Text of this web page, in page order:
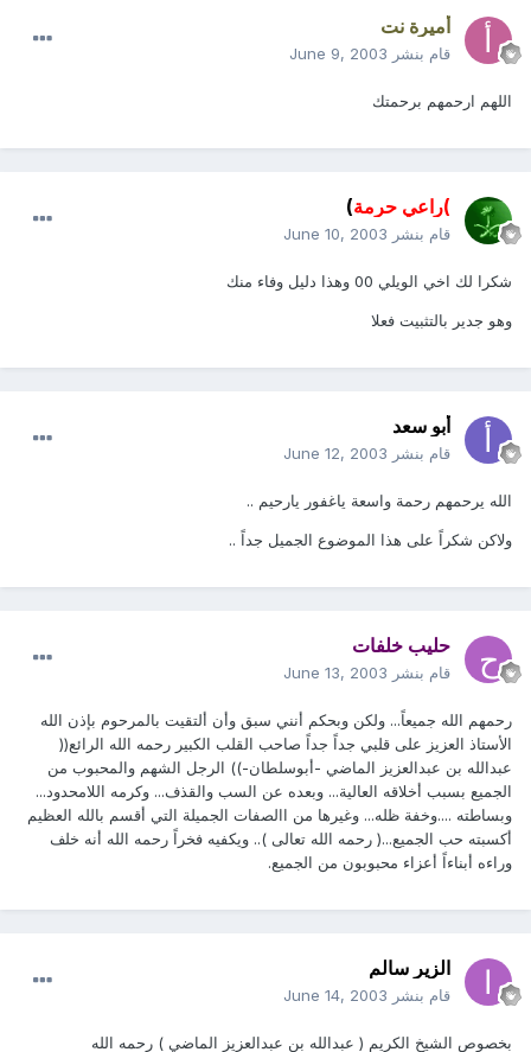
أميرة نت
قام بنشر June 9, 2003
اللهم ارحمهم برحمتك
)راعي حرمة)
قام بنشر June 10, 2003
شكرا لك اخي الويلي 00 وهذا دليل وفاء منك
وهو جدير بالتثبيت فعلا
أبو سعد
قام بنشر June 12, 2003
الله يرحمهم رحمة واسعة ياغفور يارحيم ..
ولاكن شكراً على هذا الموضوع الجميل جداً ..
حليب خلفات
قام بنشر June 13, 2003
رحمهم الله جميعاً... ولكن وبحكم أنني سبق وأن ألتقيت بالمرحوم بإذن الله
الأستاذ العزيز على قلبي جداً جداً صاحب القلب الكبير رحمه الله الرائع((
عبدالله بن عبدالعزيز الماضي -أبوسلطان-)) الرجل الشهم والمحبوب من
الجميع بسبب أخلاقه العالية... وبعده عن السب والقذف... وكرمه اللامحدود...
وبساطته ....وخفة ظله... وغيرها من االصفات الجميلة التي أقسم بالله العظيم
أكسبته حب الجميع...( رحمه الله تعالى ).. ويكفيه فخراً رحمه الله أنه خلف
وراءه أبناءاً أعزاء محبوبون من الجميع.
الزير سالم
قام بنشر June 14, 2003
بخصوص الشيخ الكريم ( عبدالله بن عبدالعزيز الماضي ) رحمه الله